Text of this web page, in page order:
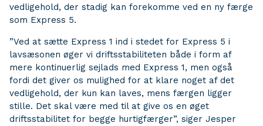
vedligehold, der stadig kan forekomme ved en ny færge
som Express 5.
”Ved at sætte Express 1 ind i stedet for Express 5 i
lavsæsonen øger vi driftsstabiliteten både i form af
mere kontinuerlig sejlads med Express 1, men også
fordi det giver os mulighed for at klare noget af det
vedligehold, der kun kan laves, mens færgen ligger
stille. Det skal være med til at give os en øget
driftsstabilitet for begge hurtigfærger”, siger Jesper